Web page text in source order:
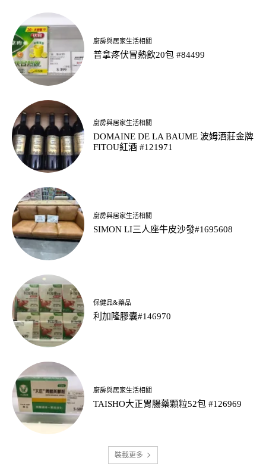
廚房與居家生活相關
普拿疼伏冒熱飲20包 #84499
廚房與居家生活相關
DOMAINE DE LA BAUME 波姆酒莊金牌
FITOU紅酒 #121971
廚房與居家生活相關
SIMON LI三人座牛皮沙發#1695608
保健品&藥品
利加隆膠囊#146970
廚房與居家生活相關
TAISHO大正胃腸藥顆粒52包 #126969
裝載更多